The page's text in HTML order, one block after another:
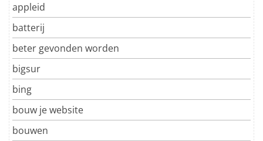
appleid
batterij
beter gevonden worden
bigsur
bing
bouw je website
bouwen